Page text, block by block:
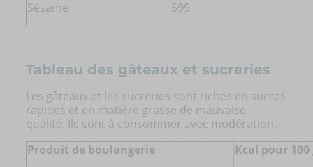
Sésame 599
Tableau des gâteaux et sucreries
Les gâteaux et les sucreries sont riches en sucres
rapides et en matière grasse de mauvaise
qualité. Ils sont à consommer avec modération.
Produit de boulangerie
Kcal pour 100